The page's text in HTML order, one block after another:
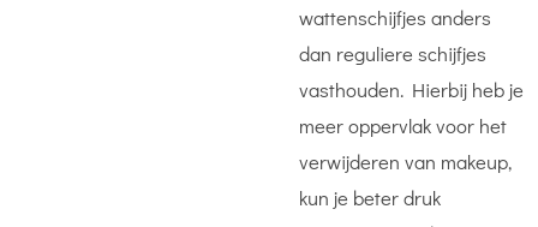
wattenschijfjes anders
dan reguliere schijfjes
vasthouden. Hierbij heb je
meer oppervlak voor het
verwijderen van makeup,
kun je beter druk